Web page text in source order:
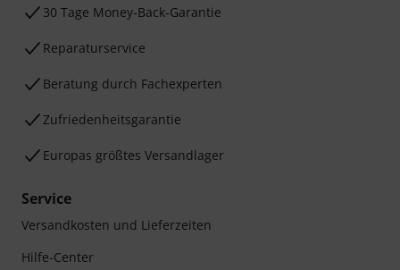
30 Tage Money-Back-Garantie
Reparaturservice
Beratung durch Fachexperten
Zufriedenheitsgarantie
Europas größtes Versandlager
Service
Versandkosten und Lieferzeiten
Hilfe-Center